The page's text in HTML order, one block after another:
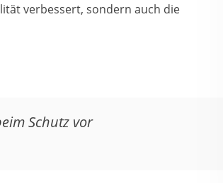
verbessert, sondern auch die
Schutz vor